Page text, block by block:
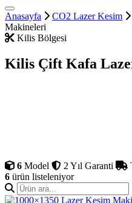
Anasayfa CO2 Lazer Kesim
Makineleri
Kilis Bölgesi
Kilis Çift Kafa
6 Model 2 Yıl Garanti
6 ürün listeleniyor